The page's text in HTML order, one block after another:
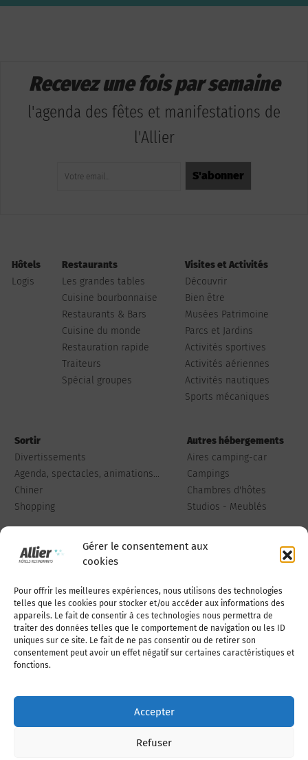
Gérer le consentement aux
cookies
Pour offrir les meilleures expériences, nous utilisons des technologies
telles que les cookies pour stocker et/ou accéder aux informations des
appareils. Le fait de consentir à ces technologies nous permettra de
traiter des données telles que le comportement de navigation ou les ID
uniques sur ce site. Le fait de ne pas consentir ou de retirer son
consentement peut avoir un effet négatif sur certaines caractéristiques et
fonctions.
Accepter
Refuser
Recevez une fois par semaine
l'agenda des fêtes et manifestations de
l'Allier
Hôtels
Logis
Restaurants
Les grandes tables
Cuisine bourbonnaise
Restaurants & Bars
Cuisine du monde
Restauration rapide
Traiteurs
Spécial groupes
Visites et Activités
Découvrir
Bien être
Musées Patrimoine
Parcs et Jardins
Activités sportives
Activités aériennes
Activités nautiques
Sports mécaniques
Sortir
Divertissements
Agenda, spectacles, animations...
Chiner
Shopping
Autres hébergements
Aires camping-car
Campings
Chambres d'hôtes
Studios - Meublés
Qui sommes-nous Publiez votre annonce
Adhérer à l’association Nous contacter
Politique de cookies (UE)